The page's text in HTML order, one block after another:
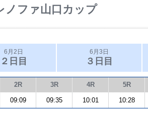
ノファ山口カップ
6月2日
２日目
6月3日
３日目
2R 3R 4R 5R
09:09 09:35 10:01 10:28